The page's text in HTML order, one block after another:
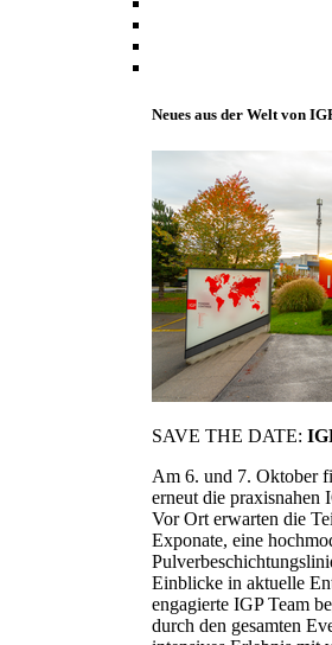
Neues aus der Welt von
SAVE THE DATE:
Am 6. und 7. Oktober
erneut die
Vor Ort erwarten die
Exponate, eine
Einblicke in aktuelle
engagierte IGP Team
durch den gesamten